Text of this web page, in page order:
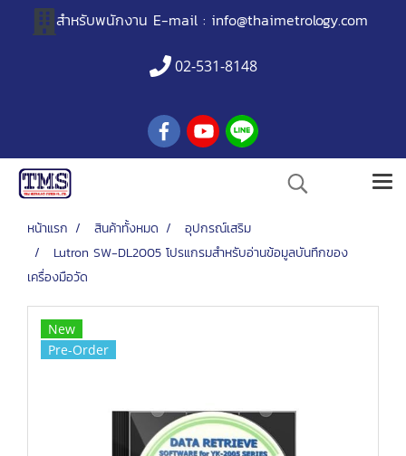
สำหรับพนักงาน E-mail : info@thaimetrology.com
02-531-8148
หน้าแรก สินค้าทั้งหมด
อุปกรณ์เสริม
Lutron SW-DL2005 โปรแกรมสำหรับอ่านข้อมูลบันทึกของ
เครื่องมือวัด
New
Pre-Order